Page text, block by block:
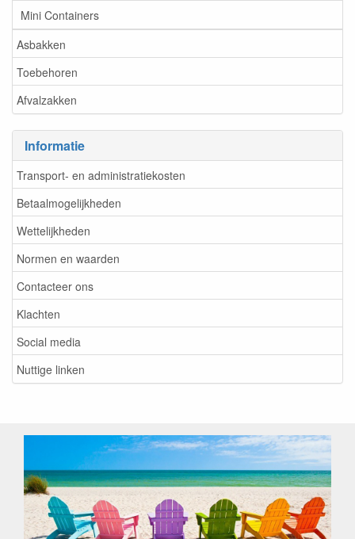
Mini Containers
Asbakken
Toebehoren
Afvalzakken
Informatie
Transport- en administratiekosten
Betaalmogelijkheden
Wettelijkheden
Normen en waarden
Contacteer ons
Klachten
Social media
Nuttige linken